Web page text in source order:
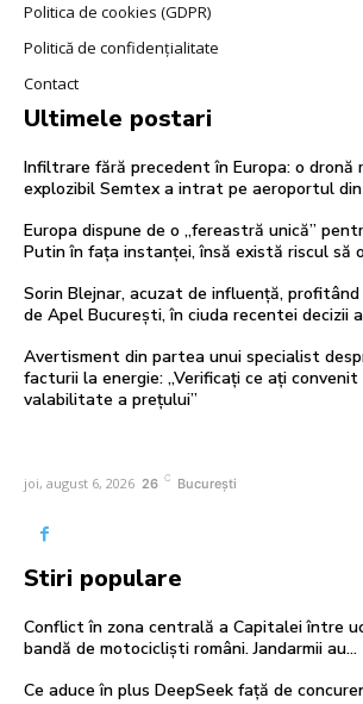
Politica de cookies (GDPR)
Politică de confidențialitate
Contact
Ultimele postari
Infiltrare fără precedent în Europa: o dronă
explozibil Semtex a intrat pe aeroportul din
Europa dispune de o „fereastră unică”
Putin în fața instanței, însă există riscul să
Sorin Blejnar, acuzat de influență,
de Apel București, în ciuda recentei decizii a
Avertisment din partea unui specialist
facturii la energie: „Verificați ce ați convenit
valabilitate a prețului”
joi, august 6, 2026 26 C București
Stiri populare
Conflict în zona centrală a Capitalei între
bandă de motocicliști români. Jandarmii au…
Ce aduce în plus DeepSeek față de